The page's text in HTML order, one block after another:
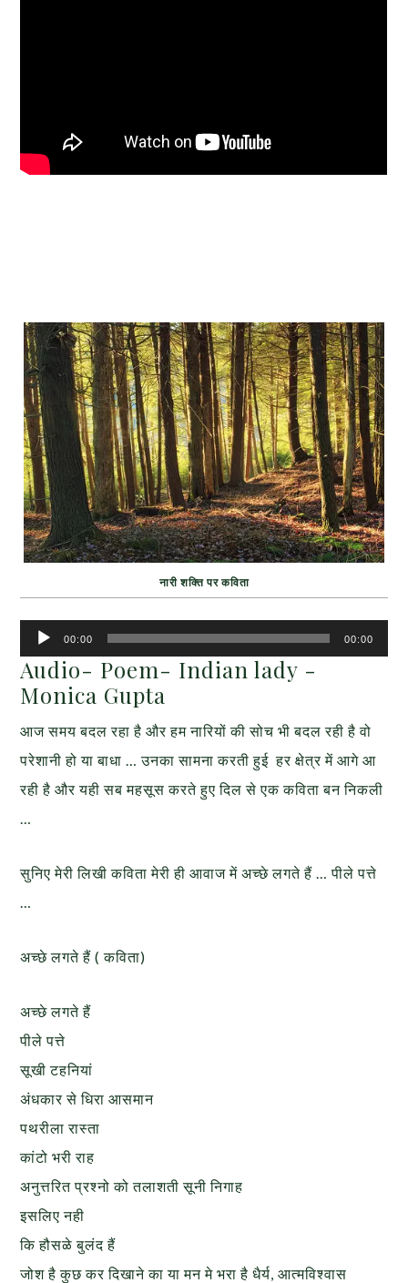
नारी शक्ति पर कविता
Audio
Player
00:00 00:00
Audio- Poem- Indian lady -
Monica Gupta
आज समय बदल रहा है और हम नारियों की सोच भी बदल रही है वो
परेशानी हो या बाधा … उनका सामना करती हुई हर क्षेत्र में आगे आ
रही है और यही सब महसूस करते हुए दिल से एक कविता बन निकली
सुनिए मेरी लिखी कविता मेरी ही आवाज में अच्छे लगते हैं … पीले पत्ते
अच्छे लगते हैं ( कविता)
अच्छे लगते हैं
पीले पत्ते
सूखी टहनियां
अंधकार से धिरा आसमान
पथरीला रास्ता
कांटो भरी राह
अनुत्तरित प्रश्नो को तलाशती सूनी निगाह
इसलिए नही
कि हौसळे बुलंद हैं
जोश है कुछ कर दिखाने का या मन मे भरा है धैर्य, आत्मविश्वास